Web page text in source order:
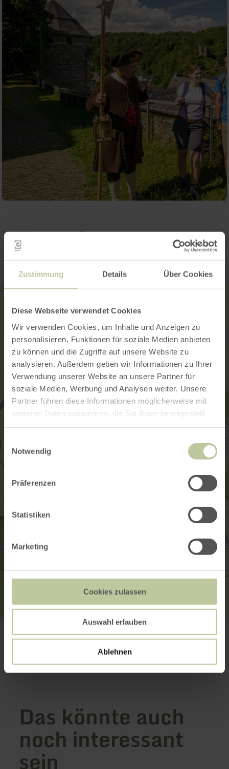
Zustimmung Details Über Cookies
Diese Webseite verwendet Cookies
Wir verwenden Cookies, um Inhalte und Anzeigen zu
personalisieren, Funktionen für soziale Medien anbieten
zu können und die Zugriffe auf unsere Website zu
analysieren. Außerdem geben wir Informationen zu Ihrer
Verwendung unserer Website an unsere Partner für
soziale Medien, Werbung und Analysen weiter. Unsere
Partner führen diese Informationen möglicherweise mit
weiteren Daten zusammen, die Sie ihnen bereitgestellt
Notwendig
Präferenzen
Statistiken
Marketing
Cookies zulassen
Auswahl erlauben
Ablehnen
Kontakt
52156 Monschau
Anreise planen
Das könnte auch
noch interessant
sein